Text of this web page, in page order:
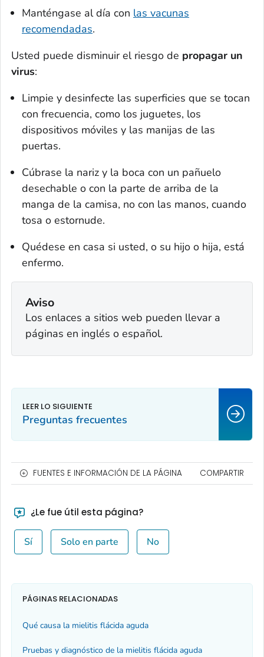
Manténgase al día con las vacunas
recomendadas.
Usted puede disminuir el riesgo de propagar un
virus:
Limpie y desinfecte las superficies que se tocan
con frecuencia, como los juguetes, los
dispositivos móviles y las manijas de las
puertas.
Cúbrase la nariz y la boca con un pañuelo
desechable o con la parte de arriba de la
manga de la camisa, no con las manos, cuando
tosa o estornude.
Quédese en casa si usted, o su hijo o hija, está
enfermo.
Aviso
Los enlaces a sitios web pueden llevar a
páginas en inglés o español.
Preguntas frecuentes
FUENTES E INFORMACIÓN DE LA PÁGINA COMPARTIR
¿Le fue útil esta página?
Sí Solo en parte No
PÁGINAS RELACIONADAS
Qué causa la mielitis flácida aguda
Pruebas y diagnóstico de la mielitis flácida aguda